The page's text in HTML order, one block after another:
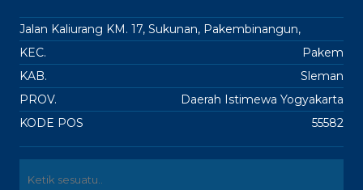
Jalan Kaliurang KM. 17, Sukunan, Pakembinangun,
KEC.
Pakem
KAB.
Sleman
PROV.
Daerah Istimewa Yogyakarta
KODE POS
55582